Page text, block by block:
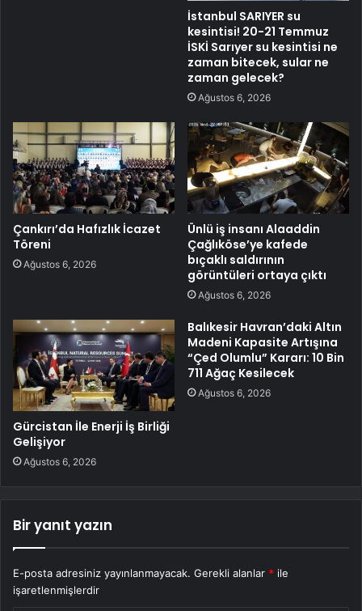
İstanbul SARIYER su
kesintisi! 20-21 Temmuz
İSKİ Sarıyer su kesintisi ne
zaman bitecek, sular ne
zaman gelecek?
Ağustos 6, 2026
Çankırı’da Hafızlık İcazet
Töreni
Ağustos 6, 2026
Ünlü iş insanı Alaaddin
Çağlıköse’ye kafede
bıçaklı saldırının
görüntüleri ortaya çıktı
Ağustos 6, 2026
Gürcistan İle Enerji İş Birliği
Gelişiyor
Ağustos 6, 2026
Balıkesir Havran’daki Altın
Madeni Kapasite Artışına
“Çed Olumlu” Kararı: 10 Bin
711 Ağaç Kesilecek
Ağustos 6, 2026
Bir yanıt yazın
E-posta adresiniz yayınlanmayacak. Gerekli alanlar * ile
işaretlenmişlerdir